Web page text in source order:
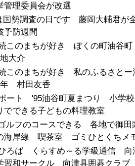
理委員会が改選
国勢調査の日です 藤岡大輔君が
防週間
このまちが好き ぼくの町油谷
大介
このまちが好き 私のふるさと
年 村田友香
ート '95油谷町夏まつり 小学校
できる子どもの料理教室
ルフのコースできる 各地で御
海岸線 喫茶室 ゴミひとくちメ
ろば くらすめ～る学級通信 向
和サークル 向津具囲碁クラブ